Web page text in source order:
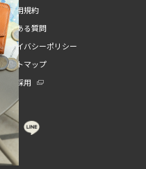
ご利用規約
よくある質問
プライバシーポリシー
サイトマップ
新卒採用